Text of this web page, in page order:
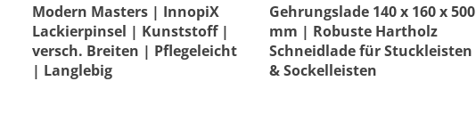
Modern Masters | InnopiX
Lackierpinsel | Kunststoff |
versch. Breiten | Pflegeleicht
| Langlebig
Gehrungslade 140 x 160 x 500
mm | Robuste Hartholz
Schneidlade für Stuckleisten
& Sockelleisten